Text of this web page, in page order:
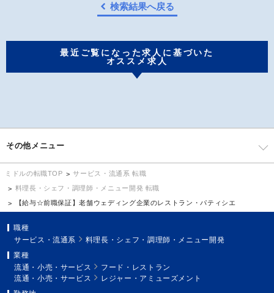
検索結果へ戻る
最近ご覧になった求人に基づいた
オススメ求人
その他メニュー
ミドルの転職TOP
サービス・流通系 転職
料理長・シェフ・調理師・メニュー開発 転職
【給与☆前職保証】老舗ウェディング企業のレストラン・パティシエ
職種
サービス・流通系
料理長・シェフ・調理師・メニュー開発
業種
流通・小売・サービス
フード・レストラン
流通・小売・サービス
レジャー・アミューズメント